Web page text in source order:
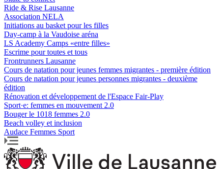
Ride & Rise Lausanne
Association NELA
Initiations au basket pour les filles
Day-camp à la Vaudoise aréna
LS Academy Camps «entre filles»
Escrime pour toutes et tous
Frontrunners Lausanne
Cours de natation pour jeunes femmes migrantes - première édition
Cours de natation pour jeunes personnes migrantes - deuxième
édition
Rénovation et développement de l'Espace Fair-Play
Sport·e: femmes en mouvement 2.0
Bouger le 1018 femmes 2.0
Beach volley et inclusion
Audace Femmes Sport